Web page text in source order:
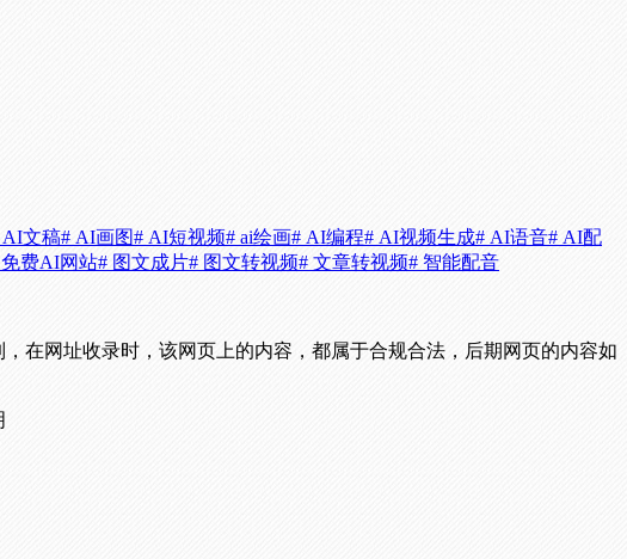
AI文稿# AI画图# AI短视频# ai绘画# AI编程# AI视频生成# AI语音# AI配
费AI网站# 图文成片# 图文转视频# 文章转视频# 智能配音
在网址收录时，该网页上的内容，都属于合规合法，后期网页的内容如